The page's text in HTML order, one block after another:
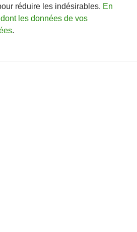
réduire les indésirables. En
les données de vos
.